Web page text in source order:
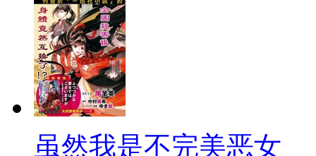
虽然我是不完美恶女